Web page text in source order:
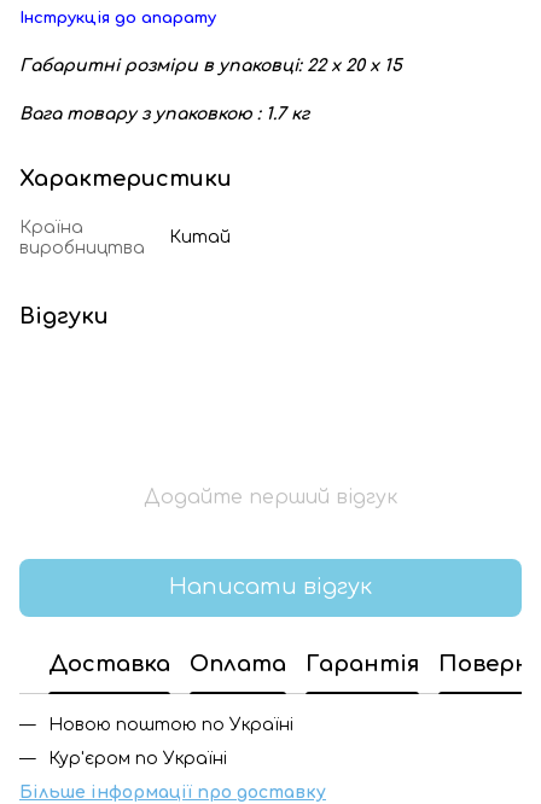
Інструкція до апарату
Габаритні розміри в упаковці: 22 х 20 х 15
Вага товару з упаковкою : 1.7 кг
Характеристики
Країна
виробництва
Китай
Відгуки
Додайте перший відгук
Написати відгук
Доставка Оплата Гарантія
Новою поштою по Україні
Кур'єром по Україні
Більше інформації про доставку